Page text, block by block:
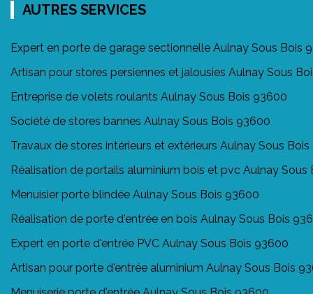
AUTRES SERVICES
Expert en porte de garage sectionnelle Aulnay Sous Bois
Artisan pour stores persiennes et jalousies Aulnay Sous
Entreprise de volets roulants Aulnay Sous Bois 93600
Société de stores bannes Aulnay Sous Bois 93600
Travaux de stores intérieurs et extérieurs Aulnay Sous
Réalisation de portails aluminium bois et pvc Aulnay Sous
Menuisier porte blindée Aulnay Sous Bois 93600
Réalisation de porte d'entrée en bois Aulnay Sous Bois
Expert en porte d'entrée PVC Aulnay Sous Bois 93600
Artisan pour porte d'entrée aluminium Aulnay Sous Bois